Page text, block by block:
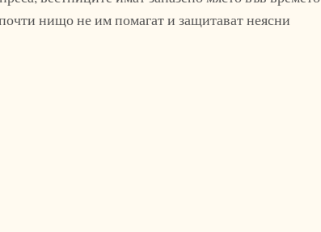
нищо не им помагат и защитават неясни